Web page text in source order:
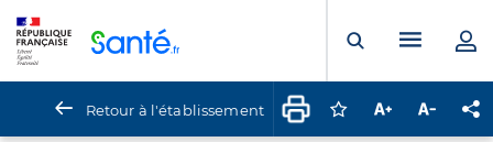
Ouvrir laMenu
Retour à l'établissement Connectez-vous
Augmenter la